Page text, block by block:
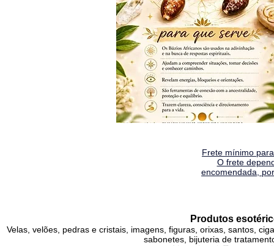
Frete mínimo
O frete
encomendada,
Produtos
Velas, velões, pedras e cristais, imagens, figuras, orixas, santos,
sabonetes, bijuteria de